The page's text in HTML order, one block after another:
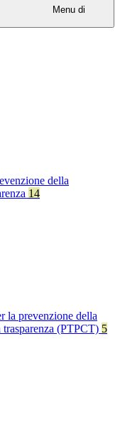
Menu di
della
14
la prevenzione della
(PTPCT) 5